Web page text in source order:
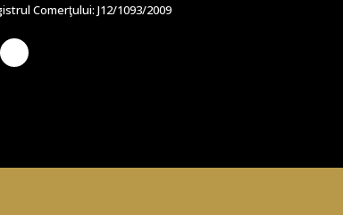
Comerţului: J12/1093/2009
I